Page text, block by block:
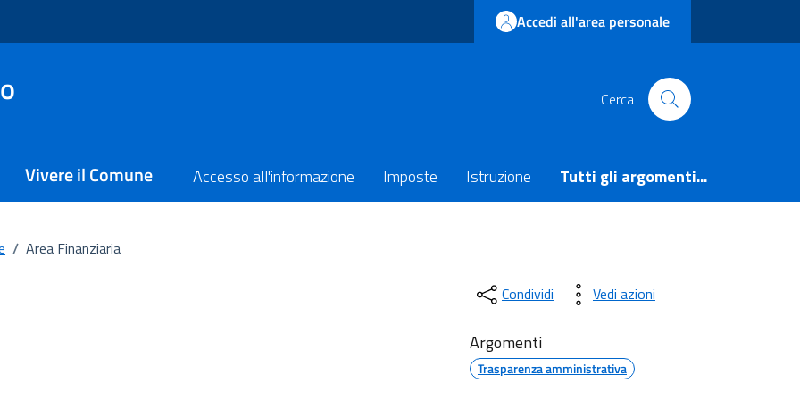
Accedi all'area personale
Cerca
Vivere il Comune Accesso all'informazione Imposte Istruzione Tutti gli argomenti...
/ Area Finanziaria
Condividi Vedi azioni
Argomenti
Trasparenza amministrativa